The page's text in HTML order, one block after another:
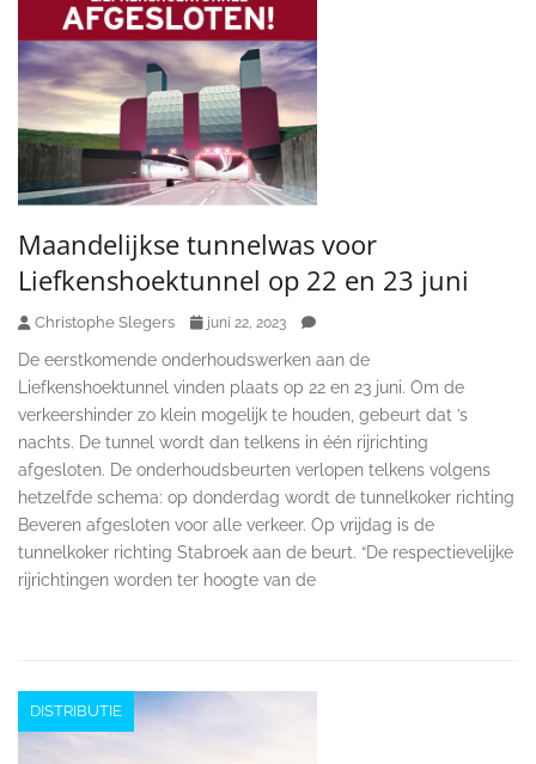
Maandelijkse tunnelwas voor
Liefkenshoektunnel op 22 en 23 juni
Christophe Slegers juni 22, 2023
De eerstkomende onderhoudswerken aan de
Liefkenshoektunnel vinden plaats op 22 en 23 juni. Om de
verkeershinder zo klein mogelijk te houden, gebeurt dat ’s
nachts. De tunnel wordt dan telkens in één rijrichting
afgesloten. De onderhoudsbeurten verlopen telkens volgens
hetzelfde schema: op donderdag wordt de tunnelkoker richting
Beveren afgesloten voor alle verkeer. Op vrijdag is de
tunnelkoker richting Stabroek aan de beurt. “De respectievelijke
rijrichtingen worden ter hoogte van de
DISTRIBUTIE